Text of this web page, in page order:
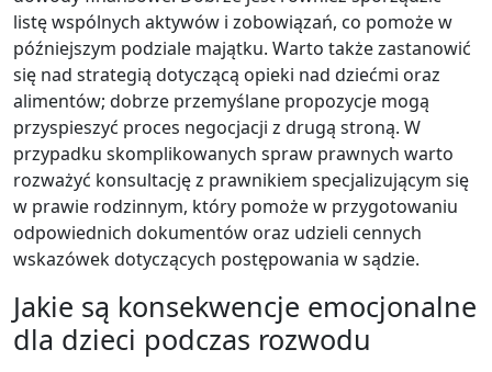
listę wspólnych aktywów i zobowiązań, co pomoże w
późniejszym podziale majątku. Warto także zastanowić
się nad strategią dotyczącą opieki nad dziećmi oraz
alimentów; dobrze przemyślane propozycje mogą
przyspieszyć proces negocjacji z drugą stroną. W
przypadku skomplikowanych spraw prawnych warto
rozważyć konsultację z prawnikiem specjalizującym się
w prawie rodzinnym, który pomoże w przygotowaniu
odpowiednich dokumentów oraz udzieli cennych
wskazówek dotyczących postępowania w sądzie.
Jakie są konsekwencje emocjonalne
dla dzieci podczas rozwodu